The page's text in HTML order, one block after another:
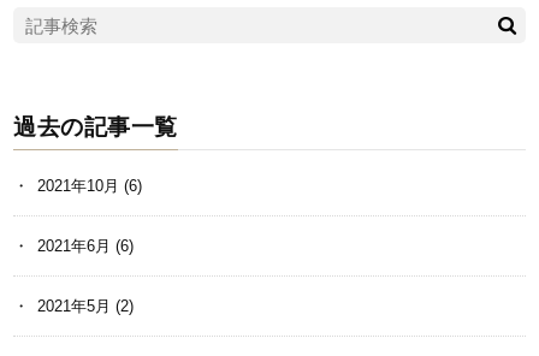
過去の記事一覧
2021年10月 (6)
2021年6月 (6)
2021年5月 (2)